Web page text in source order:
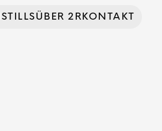
STILLSÜBER 2RKONTAKT